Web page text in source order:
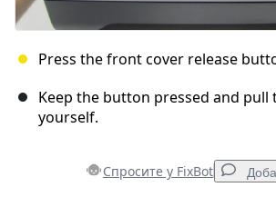
Press the front cover release
Keep the button pressed and pull
yourself.
Спросите у FixBot